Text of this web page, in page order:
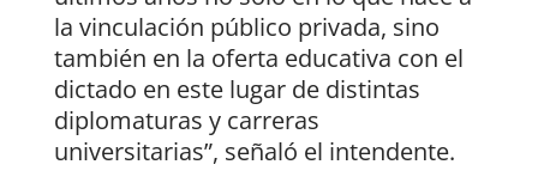
la vinculación público privada, sino
también en la oferta educativa con el
dictado en este lugar de distintas
diplomaturas y carreras
universitarias”, señaló el intendente.